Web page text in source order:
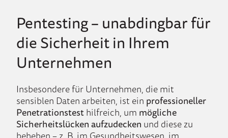
Pentesting – unabdingbar für
die Sicherheit in Ihrem
Unternehmen
Insbesondere für Unternehmen, die mit
sensiblen Daten arbeiten, ist ein professioneller
Penetrationstesthilfreich, um mögliche
Sicherheitslücken aufzudecken und diese zu